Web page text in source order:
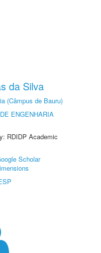
da Silva
(Câmpus de Bauru)
ENGENHARIA
RDIDP Academic
Scholar